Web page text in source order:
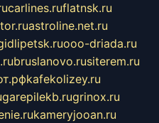
carlines.ruflatnsk.ru
astroline.net.ru
ooo-driada.ru
bruslanovo.rusiterem.ru
kafekolizey.ru
grinox.ru
kameryjooan.ru